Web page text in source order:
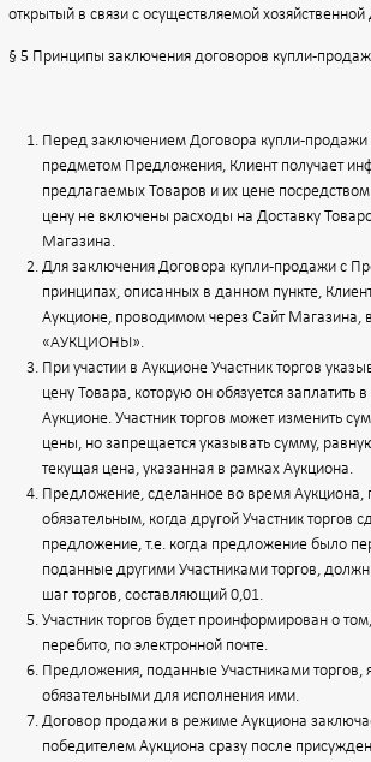
открытый в связи с осуществляемой
§ 5 Принципы заключения договоров купли-
Перед заключением Договора купли-
предметом Предложения, Клиент получает
предлагаемых Товаров и их цене
цену не включены расходы на Доставку
Магазина.
Для заключения Договора купли-продажи с
принципах, описанных в данном пункте,
Аукционе, проводимом через Сайт Магазина,
«АУКЦИОНЫ».
При участии в Аукционе Участник торгов
цену Товара, которую он обязуется заплатить
Аукционе. Участник торгов может изменить
цены, но запрещается указывать сумму,
текущая цена, указанная в рамках Аукциона.
Предложение, сделанное во время Аукциона,
обязательным, когда другой Участник торгов
предложение, т.е. когда предложение было
поданные другими Участниками торгов,
шаг торгов, составляющий 0,01.
Участник торгов будет проинформирован о
перебито, по электронной почте.
Предложения, поданные Участниками торгов,
обязательными для исполнения ими.
Договор продажи в режиме Аукциона
победителем Аукциона сразу после